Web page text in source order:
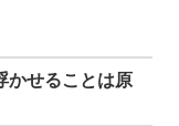
かせることは原